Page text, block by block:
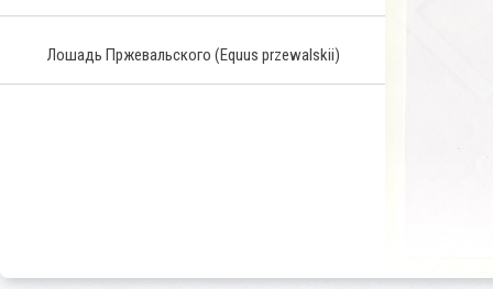
Лошадь Пржевальского (Equus przewalskii)